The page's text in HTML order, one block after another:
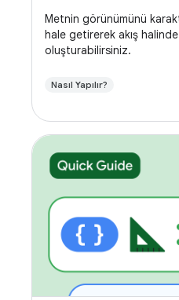
Metnin görünümünü
hale getirerek akış
oluşturabilirsiniz.
Nasıl Yapılır?